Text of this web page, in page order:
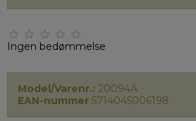
Ingen bedømmelse
Model/Varenr.: 20094A
EAN-nummer 5714045006198